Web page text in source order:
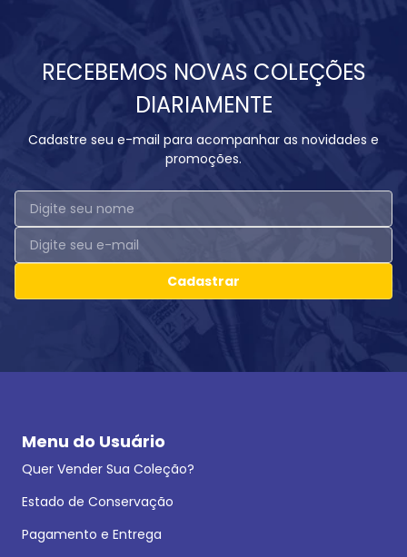
RECEBEMOS NOVAS COLEÇÕES
DIARIAMENTE
Cadastre seu e-mail para acompanhar as novidades e
promoções.
Cadastrar
Menu do Usuário
Quer Vender Sua Coleção?
Estado de Conservação
Pagamento e Entrega